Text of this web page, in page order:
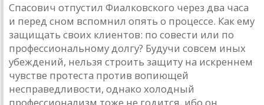
Спасович отпустил Фиалковского через два часа
и перед сном вспомнил опять о процессе. Как ему
защищать своих клиентов: по совести или по
профессиональному долгу? Будучи совсем иных
убеждений, нельзя строить защиту на искреннем
чувстве протеста против вопиющей
несправедливости, однако холодный